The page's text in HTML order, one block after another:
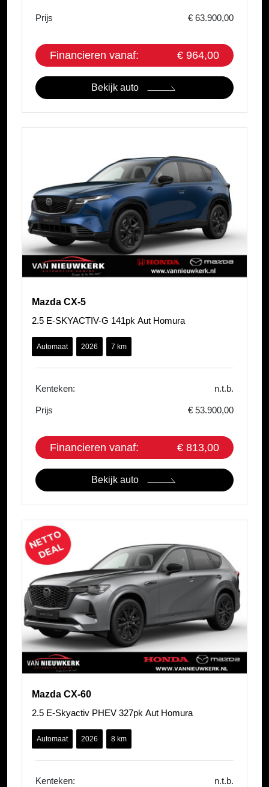
Prijs € 63.900,00
Financieren vanaf: € 964,00
Bekijk auto
Mazda CX-5
2.5 E-SKYACTIV-G 141pk Aut Homura
Automaat 2026 7 km
Kenteken: n.t.b.
Prijs € 53.900,00
Financieren vanaf: € 813,00
Bekijk auto
Mazda CX-60
2.5 E-Skyactiv PHEV 327pk Aut Homura
Automaat 2026 8 km
Kenteken: n.t.b.